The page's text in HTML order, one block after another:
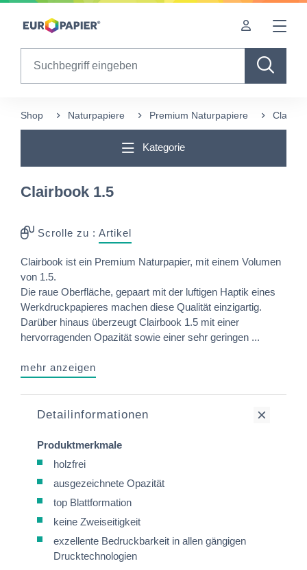
Table Of Content
Shop Naturpapiere Premium Naturpapiere
Kategorie
Clairbook 1.5
Scrolle zu : Artikel
Clairbook ist ein Premium Naturpapier, mit einem Volumen
von 1.5.
Die raue Oberfläche, gepaart mit der luftigen Haptik eines
Werkdruckpapieres machen diese Qualität einzigartig.
Darüber hinaus überzeugt Clairbook 1.5 mit einer
hervorragenden Opazität sowie einer sehr geringen ...
mehr anzeigen
Detailinformationen
Produktmerkmale
holzfrei
ausgezeichnete Opazität
top Blattformation
keine Zweiseitigkeit
exzellente Bedruckbarkeit in allen gängigen
Drucktechnologien